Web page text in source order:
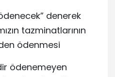
denerek
tazminatlarının
ödenmesi
ödenemeyen